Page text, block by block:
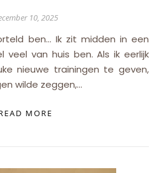
10, 2025
veel van huis ben. Als ik eerlijk
nieuwe trainingen te geven,
wilde zeggen,…
MORE